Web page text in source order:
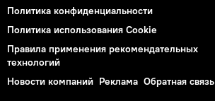
Политика конфиденциальности
Политика использования Cookie
Правила применения рекомендательных
технологий
Новости компаний Реклама Обратная связь